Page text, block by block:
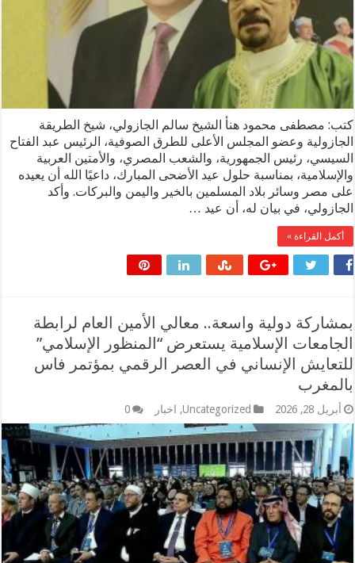
كتب: مصطفى محمود هنأ الشيخ سالم الجازولي، شيخ الطريقة
الجازولية وعضو المجلس الأعلى للطرق الصوفية، الرئيس عبد الفتاح
السيسي، رئيس الجمهورية، والشعب المصري، والأمتين العربية
والإسلامية، بمناسبة حلول عيد الأضحى المبارك، داعيًا الله أن يعيده
على مصر وسائر بلاد المسلمين بالخير واليمن والبركات. وأكد
الجازولي، في بيان له، أن عيد …
أكمل القراءة »
بمشاركة دولية واسعة.. معالي الأمين العام لرابطة
الجامعات الإسلامية يستعرض “المنظور الإسلامي”
للتعايش الإنساني في العصر الرقمي بمؤتمر فاس
بالمغرب
أبريل 28, 2026 Uncategorized
, اخبار 0